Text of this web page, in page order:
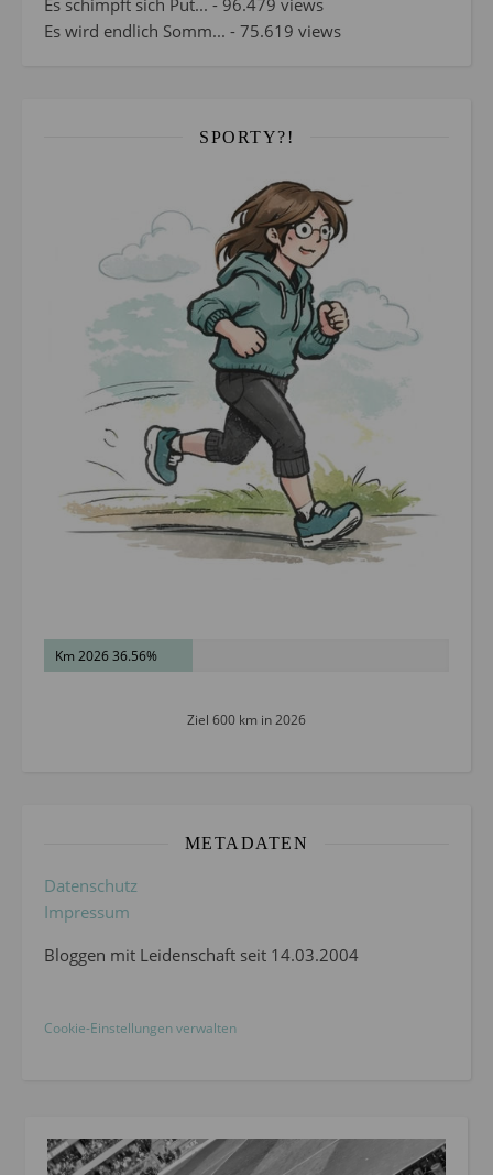
Es wird endlich Somm... - 75.619 views
SPORTY?!
Km 2026 36.56%
Ziel 600 km in 2026
METADATEN
Datenschutz
Impressum
Bloggen mit Leidenschaft seit 14.03.2004
Cookie-Einstellungen verwalten